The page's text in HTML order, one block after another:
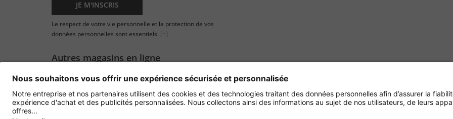
JE M'INSCRIS
Le respect de votre vie personnelle et la protection de vos
données personnelles sont essentiels. [+]
Autres magasins en ligne
France